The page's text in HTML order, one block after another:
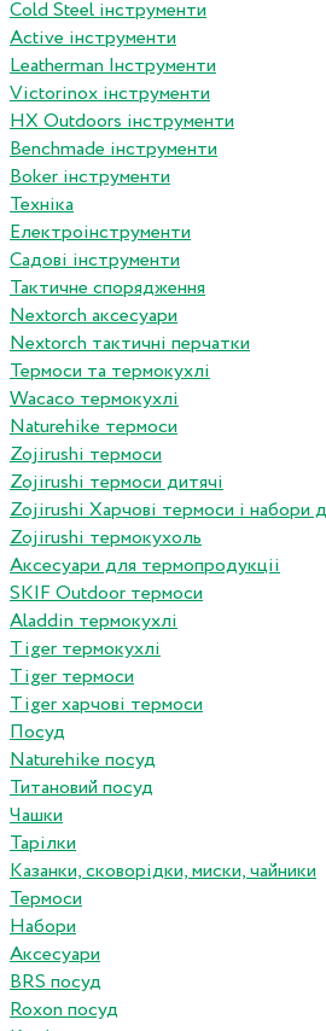
Сold Steel інструменти
Active інструменти
Leatherman Інструменти
Victorinox інструменти
HX Outdoors інструменти
Benchmade інструменти
Boker інструменти
Техніка
Електроінструменти
Садові інструменти
Тактичне спорядження
Nextorch аксесуари
Nextorch тактичні перчатки
Термоси та термокухлі
Wacaco термокухлі
Naturehike термоси
Zojirushi термоси
Zojirushi термоси дитячі
Zojirushi Харчові термоси і набори
Zojirushi термокухоль
Аксесуари для термопродукціі
SKIF Outdoor термоси
Aladdin термокухлі
Tiger термокухлі
Tiger термоси
Tiger харчові термоси
Посуд
Naturehike посуд
Титановий посуд
Чашки
Тарілки
Казанки, сковорідки, миски, чайники
Термоси
Набори
Аксесуари
BRS посуд
Roxon посуд